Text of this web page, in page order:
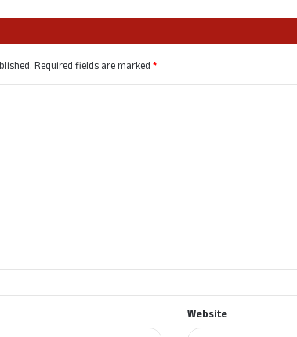
Required fields are marked*
Website